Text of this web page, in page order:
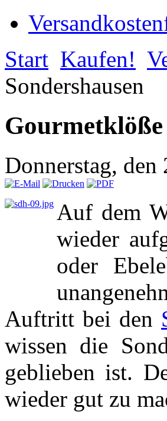
Start Kaufen!
Sondershausen
Donnerstag,
Auf dem
wieder
oder
Auftritt bei den
wissen die
geblieben ist.
wieder gut zu